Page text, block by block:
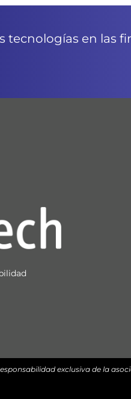
tecnologías en las
exclusiva de la